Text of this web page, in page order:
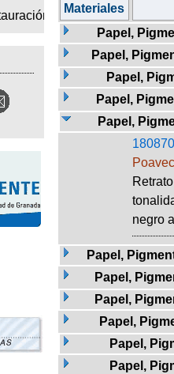
Materiales
Papel,
Papel,
Papel,
Papel,
Papel,
negro
Papel,
Papel,
Papel,
Papel,
Papel,
Papel,